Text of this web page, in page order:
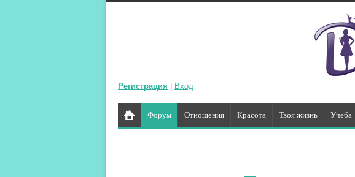
Регистрация Вход
Форум Отношения Красота Твоя жизнь Учеба